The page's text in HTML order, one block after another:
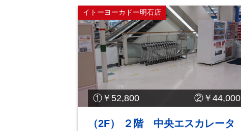
イトーヨーカドー明石店
①￥52,800 ②￥44,000
（2F） ２階 中央エスカレータ